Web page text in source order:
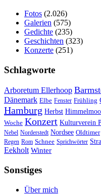
Fotos (2.026)
Galerien (575)
Gedichte (235)
Geschichten (323)
Konzerte (251)
Schlagworte
Arboretum Ellerhoop
Dänemark Elbe Fenster Frühling
Hamburg Herbst
Woche Konzert Kulturverein
Nebel Norderstedt Nordsee Oldtimer
Regen Rom Schnee Sprichwörter
Eekholt Winter
Sonstiges
Über mich